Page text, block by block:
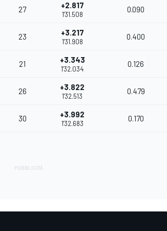
27 +2.817
1'31.508
0.090
23 +3.217
1'31.908
0.400
21 +3.343
1'32.034
0.126
26 +3.822
1'32.513
0.479
30 +3.992
1'32.683
0.170